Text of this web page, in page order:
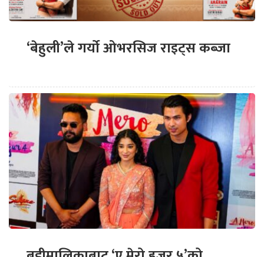
‘बेहुली’ले गर्यो ओभरसिज राइट्स कब्जा